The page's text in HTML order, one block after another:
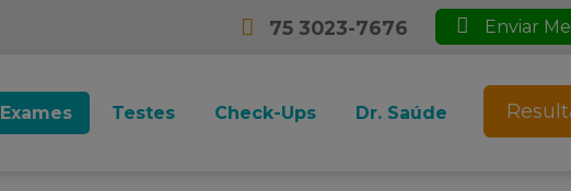
Enviar
75 3023-7676
Exames Testes Check-Ups Dr. Saúde